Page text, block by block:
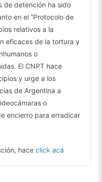
de detención ha sido
en el “Protocolo de
relativos a la
eficaces de la tortura y
o
El CNPT hace
y urge a los
de Argentina a
o
encierro para erradicar
hace click acá